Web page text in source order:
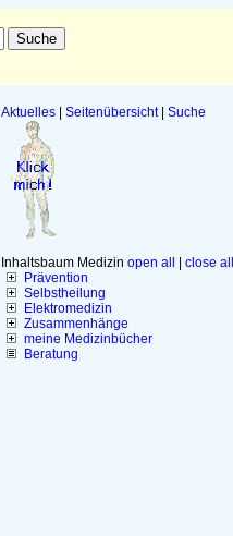
Aktuelles Seitenübersicht| Suche
Inhaltsbaum Medizin open all
close all
Prävention
Selbstheilung
Elektromedizin
Zusammenhänge
meine Medizinbücher
Beratung